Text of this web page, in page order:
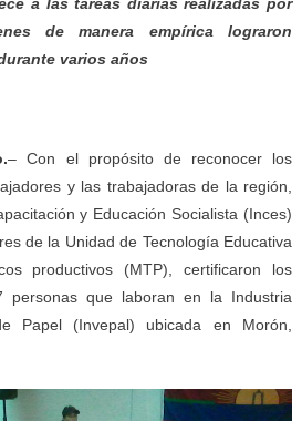
de manera empírica lograron
varios años
– Con el propósito de reconocer los
y las trabajadoras de la región,
y Educación Socialista (Inces)
de la Unidad de Tecnología Educativa
productivos (MTP), certificaron los
personas que laboran en la Industria
Papel (Invepal) ubicada en Morón,